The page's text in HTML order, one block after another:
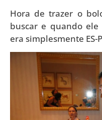
Hora de trazer o
buscar e quando
era simplesmente ES-